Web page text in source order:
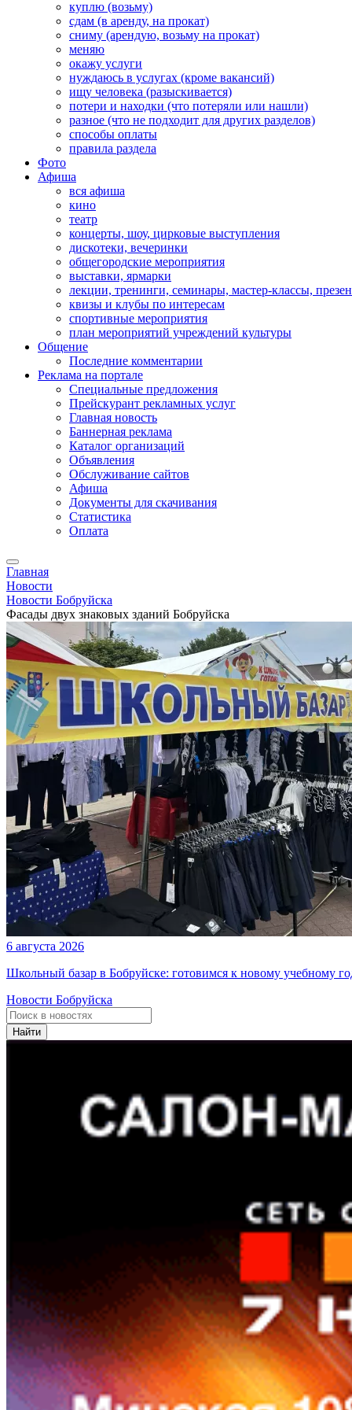
куплю (возьму)
сдам (в аренду, на прокат)
сниму (арендую, возьму на прокат)
меняю
окажу услуги
нуждаюсь в услугах (кроме вакансий)
ищу человека (разыскивается)
потери и находки (что потеряли или нашли)
разное (что не подходит для других разделов)
способы оплаты
правила раздела
Фото
Афиша
вся афиша
кино
театр
концерты, шоу, цирковые выступления
дискотеки, вечеринки
общегородские мероприятия
выставки, ярмарки
лекции, тренинги, семинары, мастер-классы,
квизы и клубы по интересам
спортивные мероприятия
план мероприятий учреждений культуры
Общение
Последние комментарии
Реклама на портале
Специальные предложения
Прейскурант рекламных услуг
Главная новость
Баннерная реклама
Каталог организаций
Объявления
Обслуживание сайтов
Афиша
Документы для скачивания
Статистика
Оплата
Главная
Новости
Новости Бобруйска
Фасады двух знаковых зданий Бобруйска
6 августа 2026
Школьный базар в Бобруйске: готовимся к новому учебному
Новости Бобруйска
Найти